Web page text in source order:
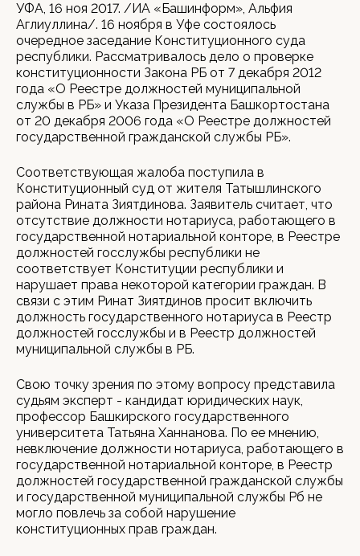
УФА, 16 ноя 2017. /ИА «Башинформ», Альфия
Аглиуллина/. 16 ноября в Уфе состоялось
очередное заседание Конституционного суда
республики. Рассматривалось дело о проверке
конституционности Закона РБ от 7 декабря 2012
года «О Реестре должностей муниципальной
службы в РБ» и Указа Президента Башкортостана
от 20 декабря 2006 года «О Реестре должностей
государственной гражданской службы РБ».
Соответствующая жалоба поступила в
Конституционный суд от жителя Татышлинского
района Рината Зиятдинова. Заявитель считает, что
отсутствие должности нотариуса, работающего в
государственной нотариальной конторе, в Реестре
должностей госслужбы республики не
соответствует Конституции республики и
нарушает права некоторой категории граждан. В
связи с этим Ринат Зиятдинов просит включить
должность государственного нотариуса в Реестр
должностей госслужбы и в Реестр должностей
муниципальной службы в РБ.
Свою точку зрения по этому вопросу представила
судьям эксперт - кандидат юридических наук,
профессор Башкирского государственного
университета Татьяна Ханнанова. По ее мнению,
невключение должности нотариуса, работающего в
государственной нотариальной конторе, в Реестр
должностей государственной гражданской службы
и государственной муниципальной службы Рб не
могло повлечь за собой нарушение
конституционных прав граждан.